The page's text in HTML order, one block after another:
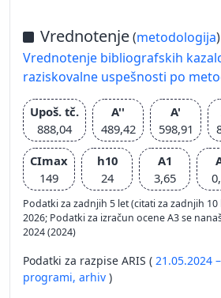
Vrednotenje(metodologija)
Vrednotenje bibliografskih
raziskovalne uspešnosti po
Upoš. tč.
888,04
A''
489,42
A'
598,91
CImax
149
h10
24
A1
3,65
Podatki za zadnjih 5 let (citati za zadnjih
2026; Podatki za izračun ocene A3 se
2024 (2024)
Podatki za razpise ARIS ( 21.05.2024
programi, arhiv )